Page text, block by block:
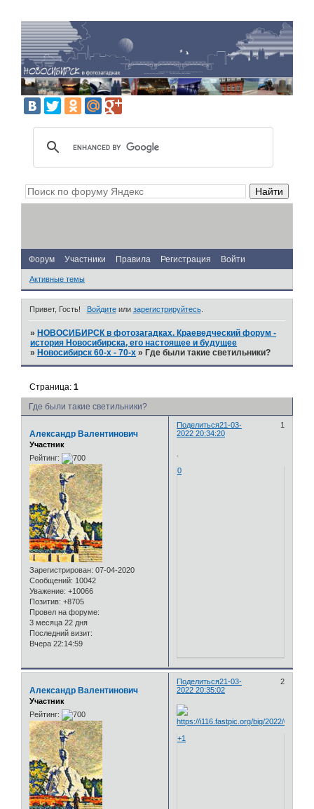
Форум Участники Правила Регистрация Войти
Активные темы
Привет, Гость! Войдитеили зарегистрируйтесь.
» НОВОСИБИРСК в фотозагадках. Краеведческий форум -
история Новосибирска, его настоящее и будущее
» Новосибирск 60-х - 70-х » Где были такие светильники?
Где были такие светильники?
Страница:1
Поделиться 1
21-03-
2022 20:34:20
Александр Валентинович
Участник
Рейтинг:
Зарегистрирован: 07-04-2020
Сообщений: 10042
Уважение: +10066
Позитив: +8705
Провел на форуме:
3 месяца 22 дня
Последний визит:
Вчера 22:14:59
0
Поделиться 2
21-03-
2022 20:35:02
Александр Валентинович
Участник
Рейтинг:
+1